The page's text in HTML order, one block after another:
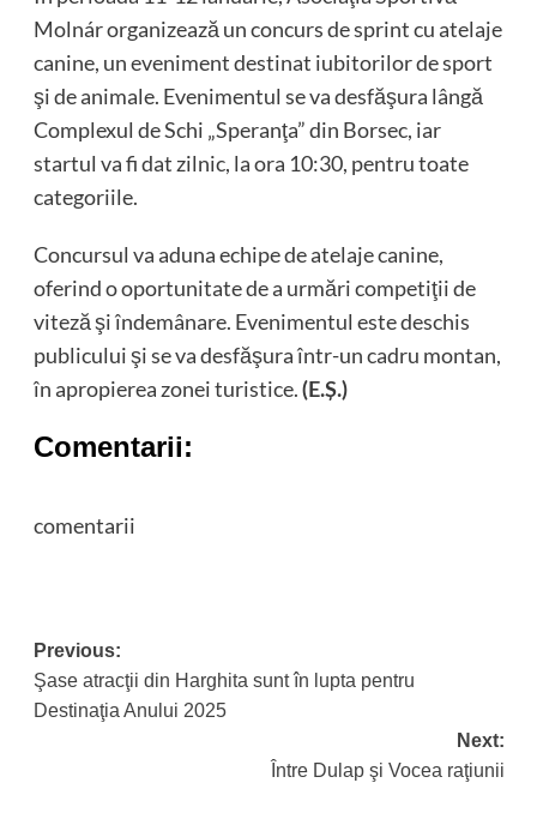
Molnár organizează un concurs de sprint cu atelaje
canine, un eveniment destinat iubitorilor de sport
şi de animale. Evenimentul se va desfăşura lângă
Complexul de Schi „Speranţa” din Borsec, iar
startul va fi dat zilnic, la ora 10:30, pentru toate
categoriile.
Concursul va aduna echipe de atelaje canine,
oferind o oportunitate de a urmări competiţii de
viteză şi îndemânare. Evenimentul este deschis
publicului şi se va desfăşura într-un cadru montan,
în apropierea zonei turistice. (E.Ş.)
Comentarii:
comentarii
Post
navigation
Previous:
Şase atracţii din Harghita sunt în lupta pentru
Destinaţia Anului 2025
Next:
Între Dulap şi Vocea raţiunii